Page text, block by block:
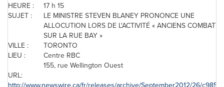
HEURE :
17 h 15
SUJET :
LE MINISTRE STEVEN BLANEY PRONONCE UNE
ALLOCUTION LORS DE L'ACTIVITÉ « ANCIENS
SUR LA RUE BAY »
VILLE :
TORONTO
LIEU :
Centre RBC
155, rueWellington Ouest
URL: